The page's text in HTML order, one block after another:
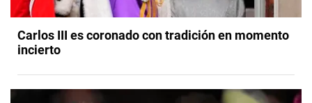
Carlos III es coronado con tradición en momento
incierto